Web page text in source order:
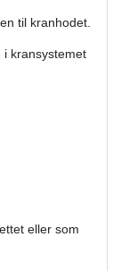
til kranhodet.
i kransystemet
eller som